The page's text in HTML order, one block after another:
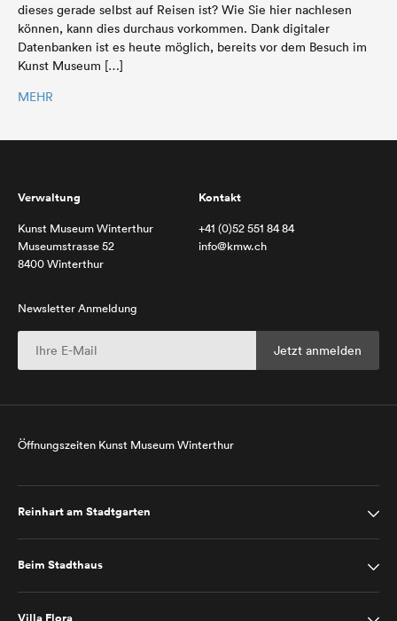
dieses gerade selbst auf Reisen ist? Wie Sie hier nachlesen
können, kann dies durchaus vorkommen. Dank digitaler
Datenbanken ist es heute möglich, bereits vor dem Besuch im
Kunst Museum […]
MEHR
Verwaltung
Kunst Museum Winterthur
Museumstrasse 52
8400 Winterthur
Kontakt
+41 (0)52 551 84 84
info@kmw.ch
Newsletter Anmeldung
Öffnungszeiten Kunst Museum Winterthur
Reinhart am Stadtgarten
Beim Stadthaus